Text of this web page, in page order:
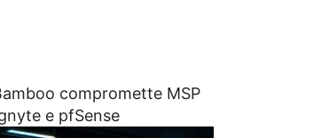
compromette MSP
e pfSense